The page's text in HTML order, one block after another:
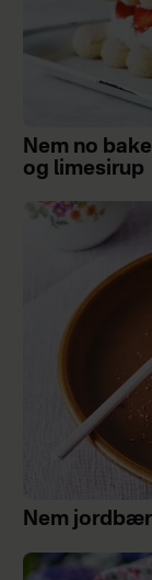
Nem no
og limesirup
Nem